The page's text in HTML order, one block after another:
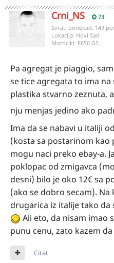
Crni_NS 73
Svrati ponekad, 149
Lokacija: Novi Sad
Motocikl: F650 GS
Pa agregat je piaggio,
se tice agregata to ima
plastika stvarno zeznuta,
nju menjas jedino ako
Ima da se nabavi u italiji
(kosta sa postarinom kao
mogu naci preko ebay-a.
poklopac od zmigavca
desni) bilo je oko 12€ sa
(ako se dobro secam). Na
drugarica iz italije tako da
Ali eto, da nisam imao
punu cenu, zato kazem
Citat